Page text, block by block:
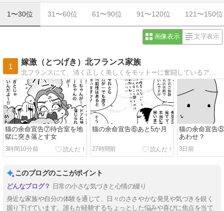
1〜30位 31〜60位 61〜90位 91〜120位 121〜150位
画像表示 文字表示
1
嫁激（とつげき）北フランス家族
猫の余命宣告⑦待合室を地
獄に突き落とす女
3時間10分前
猫の余命宣告⑥あと5か月
27時間前
猫の余命宣告
あわせ？
3日前
このブログのここがポイント
日常の小さな気づきと心情の綴り
身近な家族や自分の体験を通じて、日々のささやかな発見や気づきを鋭く
掘り下げています。誰もが経験するちょっとした悩みや喜びに焦点を当て